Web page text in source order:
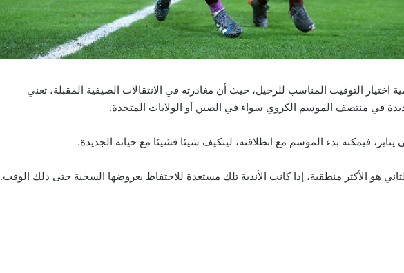
اختيار التوقيت المناسب للرحيل، حيث أن مغادرته في الانتقالات الصيفية المقبلة، تعني
في منتصف الموسم الكروي سواء في الصين أو الولايات المتحدة.
فيمكنه بدء الموسم مع انطلاقته، ليتكيف شيئا فشيئا مع حياته الجديدة.
هو الأكثر منطقية، إذا كانت الأندية تلك مستعدة للاحتفاظ بعروضها السخية حتى ذلك الوقت.